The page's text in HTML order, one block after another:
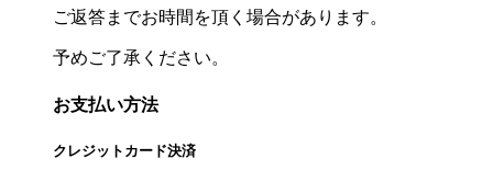
ご返答までお時間を頂く場合があります。
予めご了承ください。
お支払い方法
クレジットカード決済